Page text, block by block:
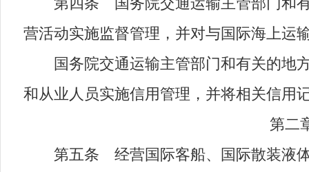
营活动实施监督管理，并对与国际海上运
国务院交通运输主管部门和有关的地方
和从业人员实施信用管理，并将相关信用
第二章
第五条 经营国际客船、国际散装液体